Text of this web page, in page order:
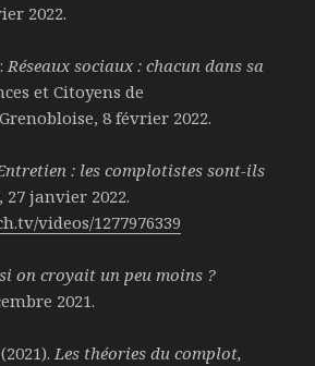
2022.
Réseaux sociaux : chacun dans sa
et Citoyens de
8 février 2022.
: les complotistes sont-ils
janvier 2022.
videos/1277976339
on croyait un peu moins ?
2021.
Les théories du complot,